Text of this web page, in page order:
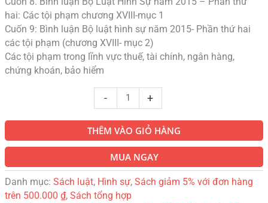
hai: Các tội phạm chương XVIII-mục 1
Cuốn 9: Bình luận Bộ luật hình sự năm 2015- Phần thứ hai
các tội phạm (chương XVIII- mục 2)
Các tội phạm trong lĩnh vực thuế, tài chính, ngân hàng,
chứng khoán, bảo hiểm
- +
THÊM VÀO GIỎ HÀNG
MUA NGAY
Danh mục: Sách luật, Hình sự, Sách giảm 5% với đơn hàng
trên 500.000 ₫, Sách tổng hợp